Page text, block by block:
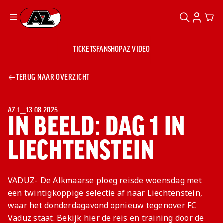
Ga naar onze homepage
TICKETSFANSHOPAZ VIDEO
AZ 1
VROUWEN
JONG AZ
FANSHOP
AZ Business
Wat is AZ
AZ Business
Events
Losse tickets
Kees Kist
Georg Kessler
Lounge
Skybox
Exposure
Partnership
Bestel je
NieuwsNIEUWS
Teams
TEAMS
Club & Fans
CLUB & FANS
JEUGDOPLEIDING
ZOEKEN
TERUG NAAR OVERZICHT
IN BEELD: DAG 1 IN
LIECHTENSTEIN
AZ 1 ⎯13.08.2025
VADUZ- De Alkmaarse ploeg reisde woensdag met
een twintigkoppige selectie af naar Liechtenstein,
waar het donderdagavond opnieuw tegenover FC
Vaduz staat. Bekijk hier de reis en training door de